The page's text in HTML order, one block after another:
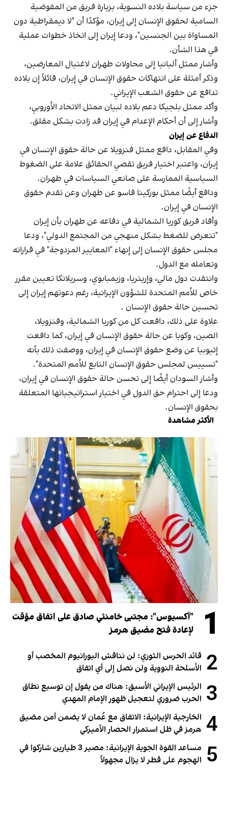
جزء من سياسة بلاده النسوية، بزيارة فريق من المفوضية
السامية لحقوق الإنسان إلى إيران، مؤكدًا أن "لا ديمقراطية دون
المساواة بين الجنسين"، ودعا إيران إلى اتخاذ خطوات عملية
في هذا الشأن.
وأشار ممثل ألبانيا إلى محاولات طهران لاغتيال المعارضين،
وذكر أمثلة على انتهاكات حقوق الإنسان في إيران، قائلاً إن بلاده
تدافع عن حقوق الشعب الإيراني.
وأكد ممثل بلجيكا دعم بلاده لبيان ممثل الاتحاد الأوروبي،
وأشار إلى أن أحكام الإعدام في إيران قد زادت بشكل مقلق.
الدفاع عن إيران
وفي المقابل، دافع ممثل فنزويلا عن حالة حقوق الإنسان في
إيران، واعتبر اختيار فريق تقصي الحقائق علامة على الضغوط
السياسية الممارسة على صانعي السياسات في طهران.
ودافع أيضًا ممثل بوركينا فاسو عن طهران وعن تقدم حقوق
الإنسان في إيران.
وأفاد فريق كوريا الشمالية في دفاعه عن طهران بأن إيران
"تتعرض للضغط بشكل منهجي من المجتمع الدولي"، ودعا
مجلس حقوق الإنسان إلى إنهاء "المعايير المزدوجة" في قراراته
وتعامله مع الدول.
وانتقدت دول مالي، وإريتريا، وزيمبابوي، وسريلانكا تعيين مقرر
خاص للأمم المتحدة للشؤون الإيرانية، رغم دعوتهم إيران إلى
تحسين حالة حقوق الإنسان .
علاوة على ذلك، دافعت كل من كوريا الشمالية، وفنزويلا،
الصين، وكوبا عن حالة حقوق الإنسان في إيران، كما دافعت
إثيوبيا عن وضع حقوق الإنسان في إيران، ووصفت ذلك بأنه
"تسييس لمجلس حقوق الإنسان التابع للأمم المتحدة".
وأشار السودان أيضًا إلى تحسن حالة حقوق الإنسان في إيران،
ودعا إلى احترام حق الدول في اختيار استراتيجياتها المتعلقة
بحقوق الإنسان.
الأكثر مشاهدة
1
"أكسيوس": مجتبى خامنئي صادق على اتفاق مؤقت
لإعادة فتح مضيق هرمز
2 قائد الحرس الثوري: لن نناقش اليورانيوم المخصب أو
الأسلحة النووية ولن نصل إلى أي اتفاق
3 الرئيس الإيراني الأسبق: هناك من يقول إن توسيع نطاق
الحرب ضروري لتعجيل ظهور الإمام المهدي
4 الخارجية الإيرانية: الاتفاق مع عُمان لا يضمن أمن مضيق
هرمز في ظل استمرار الحصار الأميركي
5
مساعد القوة الجوية الإيرانية: مصير 3 طيارين شاركوا في
الهجوم على قطر لا يزال مجهولاً